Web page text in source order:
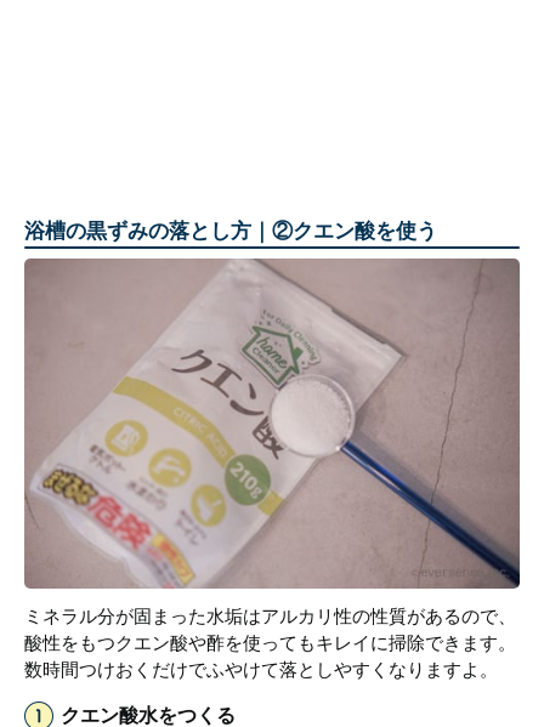
浴槽の黒ずみの落とし方｜②クエン酸を使う
ミネラル分が固まった水垢はアルカリ性の性質があるので、
酸性をもつクエン酸や酢を使ってもキレイに掃除できます。
数時間つけおくだけでふやけて落としやすくなりますよ。
クエン酸水をつくる